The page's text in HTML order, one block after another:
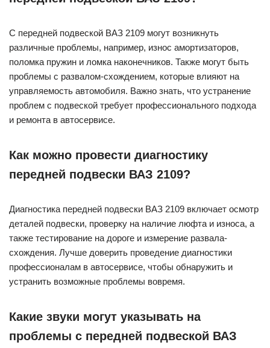
С передней подвеской ВАЗ 2109 могут возникнуть
различные проблемы, например, износ амортизаторов,
поломка пружин и ломка наконечников. Также могут быть
проблемы с развалом-схождением, которые влияют на
управляемость автомобиля. Важно знать, что устранение
проблем с подвеской требует профессионального подхода
и ремонта в автосервисе.
Как можно провести диагностику
передней подвески ВАЗ 2109?
Диагностика передней подвески ВАЗ 2109 включает осмотр
деталей подвески, проверку на наличие люфта и износа, а
также тестирование на дороге и измерение развала-
схождения. Лучше доверить проведение диагностики
профессионалам в автосервисе, чтобы обнаружить и
устранить возможные проблемы вовремя.
Какие звуки могут указывать на
проблемы с передней подвеской ВАЗ